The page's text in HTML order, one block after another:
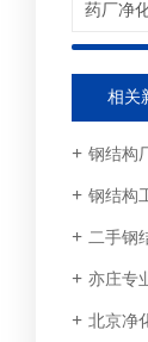
相关
钢结构
钢结构
二手钢
亦庄专
北京净